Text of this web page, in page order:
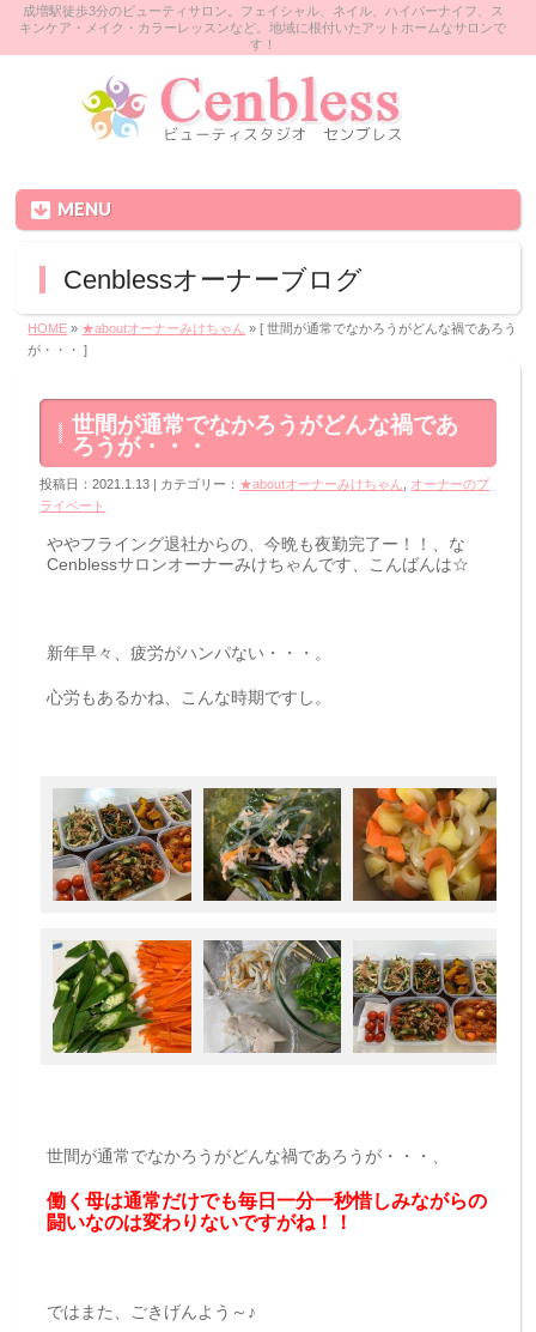
成増駅徒歩3分のビューティサロン。フェイシャル、ネイル、ハイパーナイフ、ス
キンケア・メイク・カラーレッスンなど。地域に根付いたアットホームなサロンで
す！
MENU
Cenblessオーナーブログ
HOME » ★aboutオーナーみけちゃん » [ 世間が通常でなかろうがどんな禍であろう
が・・・ ]
世間が通常でなかろうがどんな禍であ
ろうが・・・
投稿日：2021.1.13 | カテゴリー： ★aboutオーナーみけちゃん
オーナーのプ
ライベート
ややフライング退社からの、今晩も夜勤完了ー！！、な
Cenblessサロンオーナーみけちゃんです、こんばんは☆
新年早々、疲労がハンパない・・・。
心労もあるかね、こんな時期ですし。
世間が通常でなかろうがどんな禍であろうが・・・、
働く母は通常だけでも毎日一分一秒惜しみながらの
闘いなのは変わりないですがね！！
ではまた、ごきげんよう～♪